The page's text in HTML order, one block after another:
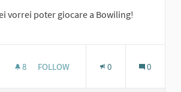
vorrei poter giocare a Bowiling!
8 8 FOLLOWERS
FOLLOW 0 0